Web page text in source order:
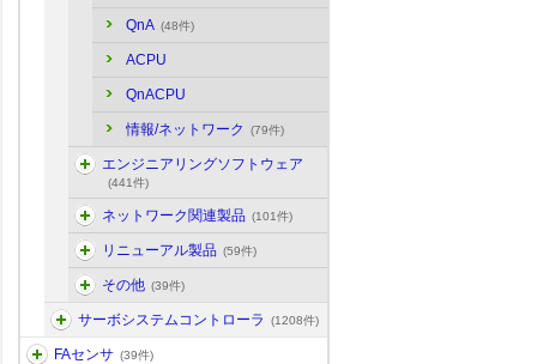
QnA (48件)
ACPU
QnACPU
情報/ネットワーク (79件)
エンジニアリングソフトウェア
(441件)
ネットワーク関連製品 (101件)
リニューアル製品 (59件)
その他 (39件)
サーボシステムコントローラ (1208件)
FAセンサ (39件)